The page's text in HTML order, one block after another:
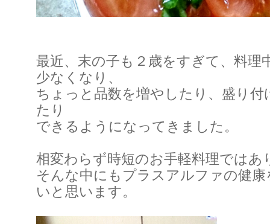
最近、末の子も２歳をすぎて、料理
少なくなり、
ちょっと品数を増やしたり、盛り
たり
できるようになってきました。
相変わらず時短のお手軽料理ではあ
そんな中にもプラスアルファの健
いと思います。